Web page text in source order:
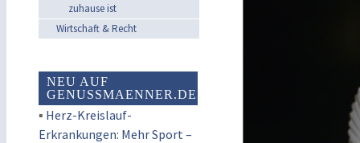
zuhause ist
Wirtschaft & Recht
NEU AUF
GENUSSMAENNER.DE
▪ Herz-Kreislauf-
Erkrankungen: Mehr Sport –